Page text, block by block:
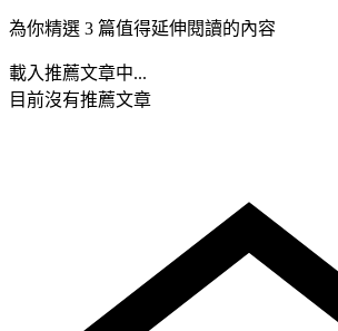
為你精選 3 篇值得延伸閱讀的內容
載入推薦文章中...
目前沒有推薦文章